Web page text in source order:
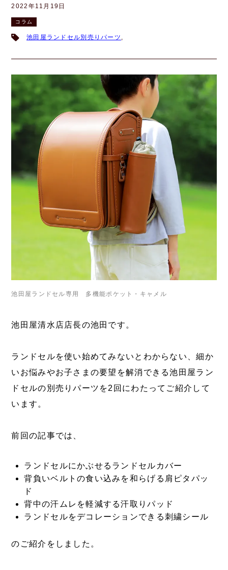
2022年11月19日
コラム
池田屋ランドセル別売りパーツ
池田屋ランドセル専用 多機能ポケット・キャメル
池田屋清水店店長の池田です。
ランドセルを使い始めてみないとわからない、細か
いお悩みやお子さまの要望を解消できる池田屋ラン
ドセルの別売りパーツを2回にわたってご紹介して
います。
前回の記事では、
ランドセルにかぶせるランドセルカバー
背負いベルトの食い込みを和らげる肩ピタパッ
ド
背中の汗ムレを軽減する汗取りパッド
ランドセルをデコレーションできる刺繍シール
のご紹介をしました。